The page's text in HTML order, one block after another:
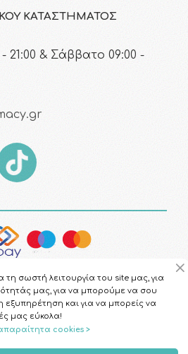
ΚΑΤΑΣΤΉΜΑΤΟΣ
21:00 & Σάββατο 09:00 -
HomePharmacy.gr
τη σωστή λειτουργία του site μας, για
μας, για να μπορούμε να σου
και για να μπορείς να
μας εύκολα!
cookies >